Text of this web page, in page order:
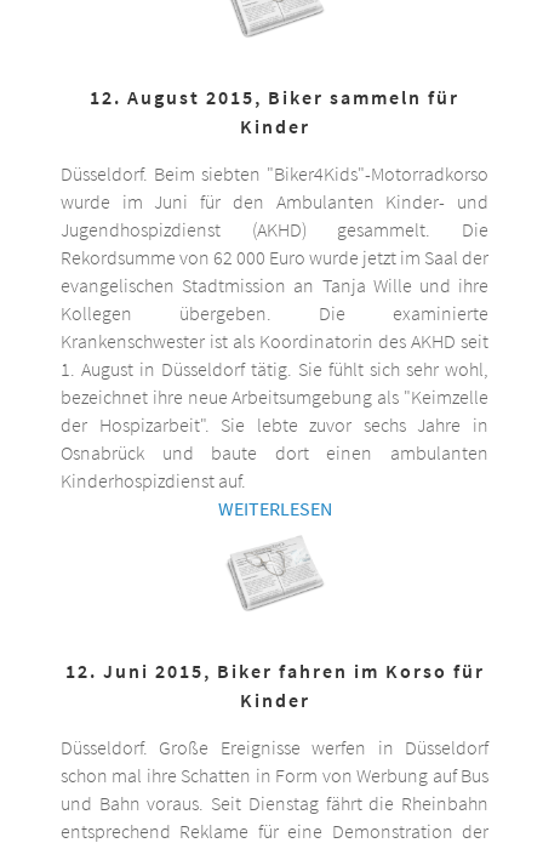
12. August 2015, Biker sammeln für
Kinder
Düsseldorf. Beim siebten "Biker4Kids"-Motorradkorso
wurde im Juni für den Ambulanten Kinder- und
Jugendhospizdienst (AKHD) gesammelt. Die
Rekordsumme von 62 000 Euro wurde jetzt im Saal der
evangelischen Stadtmission an Tanja Wille und ihre
Kollegen übergeben. Die examinierte
Krankenschwester ist als Koordinatorin des AKHD seit
1. August in Düsseldorf tätig. Sie fühlt sich sehr wohl,
bezeichnet ihre neue Arbeitsumgebung als "Keimzelle
der Hospizarbeit". Sie lebte zuvor sechs Jahre in
Osnabrück und baute dort einen ambulanten
Kinderhospizdienst auf.
WEITERLESEN
12. Juni 2015, Biker fahren im Korso für
Kinder
Düsseldorf. Große Ereignisse werfen in Düsseldorf
schon mal ihre Schatten in Form von Werbung auf Bus
und Bahn voraus. Seit Dienstag fährt die Rheinbahn
entsprechend Reklame für eine Demonstration der